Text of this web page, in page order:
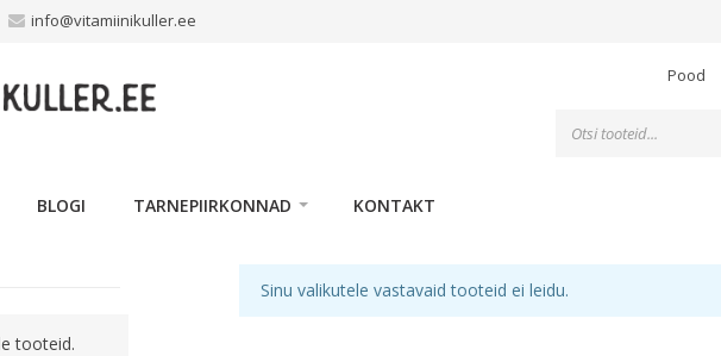
info@vitamiinikuller.ee
Pood
BLOGI TARNEPIIRKONNAD KONTAKT
tooteid.
Sinu valikutele vastavaid tooteid ei leidu.